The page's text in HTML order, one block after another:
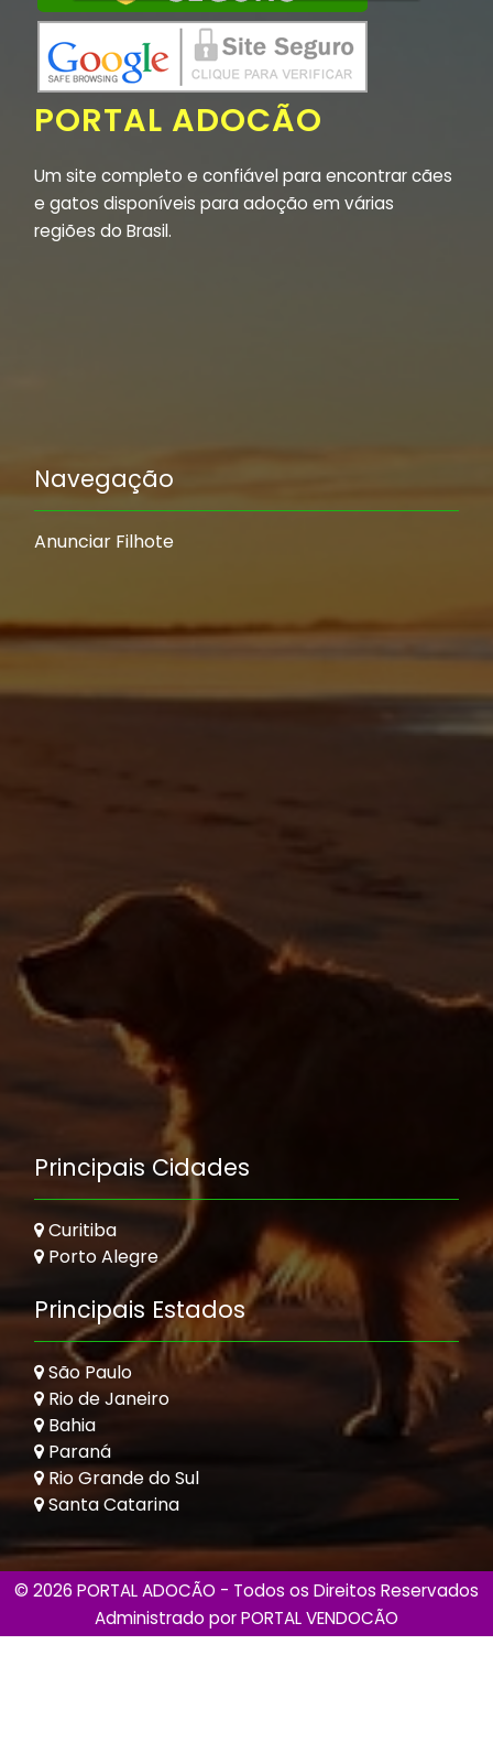
PORTAL ADOCÃO
Um site completo e confiável para encontrar cães
e gatos disponíveis para adoção em várias
regiões do Brasil.
Navegação
Anunciar Filhote
Principais Cidades
Curitiba
Porto Alegre
Principais Estados
São Paulo
Rio de Janeiro
Bahia
Paraná
Rio Grande do Sul
Santa Catarina
© 2026 PORTAL ADOCÃO - Todos os Direitos Reservados
Administrado porPORTAL VENDOCÃO